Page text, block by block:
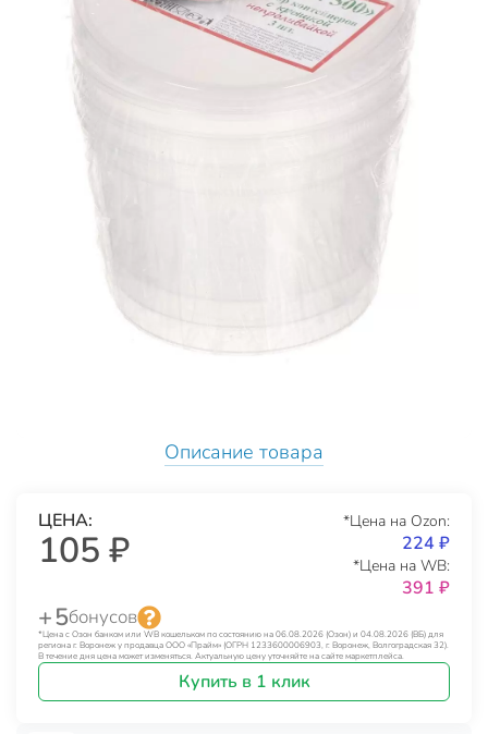
Описание товара
ЦЕНА:
105 ₽
*Цена на Ozon:
224 ₽
*Цена на WB:
391 ₽
+ 5бонусов
*Цена с Озон банком или WB кошельком по состоянию на 06.08.2026 (Озон) и 04.08.2026 (ВБ) для
региона г. Воронеж у продавца ООО «Прайм» (ОГРН 1233600006903, г. Воронеж, Волгоградская 32).
В течение дня цена может изменяться. Актуальную цену уточняйте на сайте маркетплейса.
Купить в 1 клик